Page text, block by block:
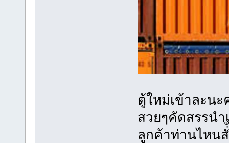
ตู้ใหม่เข้าละนะ
สวยๆคัดสรรนำ
ลูกค้าท่านไหน